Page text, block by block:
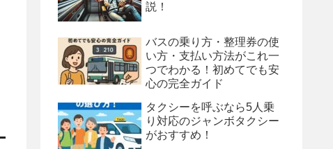
説！
バスの乗り方・整理券の使
い方・支払い方法がこれ一
つでわかる！初めてでも安
心の完全ガイド
タクシーを呼ぶなら5人乗
り対応のジャンボタクシー
がおすすめ！